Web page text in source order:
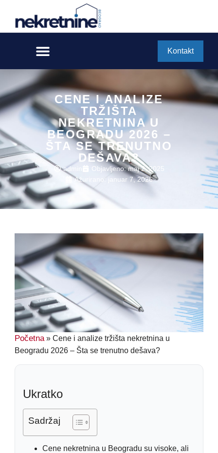
Kontakt
CENE I ANALIZE
TRŽIŠTA
NEKRETNINA U
BEOGRADU 2026 –
ŠTA SE TRENUTNO
DEŠAVA?
admin Objavljeno:maj 2, 2025
Ažurirano: januar 7, 2026
Početna » Cene i analize tržišta nekretnina u
Beogradu 2026 – Šta se trenutno dešava?
Ukratko
Sadržaj
Cene nekretnina u Beogradu su visoke, ali